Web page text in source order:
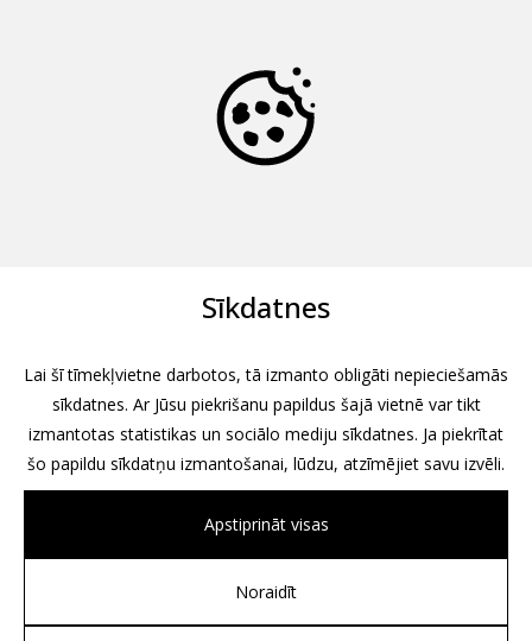
Sīkdatnes
Lai šī tīmekļvietne darbotos, tā izmanto obligāti nepieciešamās
sīkdatnes. Ar Jūsu piekrišanu papildus šajā vietnē var tikt
izmantotas statistikas un sociālo mediju sīkdatnes. Ja piekrītat
šo papildu sīkdatņu izmantošanai, lūdzu, atzīmējiet savu izvēli.
Apstiprināt visas
Noraidīt